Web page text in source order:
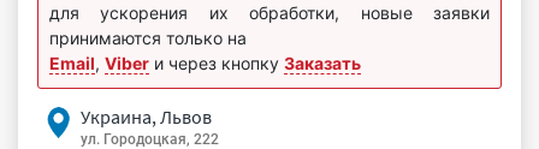
для ускорения их обработки, новые заявки
принимаются только на
Email, Viber и через кнопку Заказать
Украина, Львов
ул. Городоцкая, 222